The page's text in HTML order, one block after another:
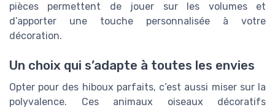
pièces permettent de jouer sur les volumes et
d’apporter une touche personnalisée à votre
décoration.
Un choix qui s’adapte à toutes les envies
Opter pour des hiboux parfaits, c’est aussi miser sur la
polyvalence. Ces animaux oiseaux décoratifs